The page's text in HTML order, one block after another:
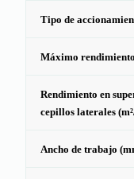
Tipo de
Máximo
Rendimiento en
cepillos laterales
Ancho de trabajo